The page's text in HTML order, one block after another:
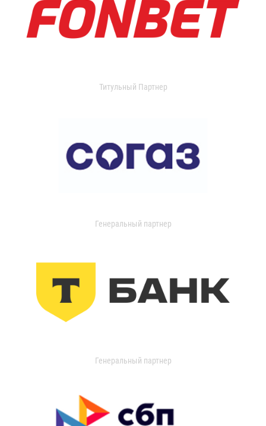
Титульный Партнер
Генеральный партнер
Генеральный партнер